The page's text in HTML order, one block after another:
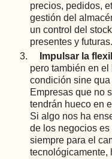
precios, pedidos,
gestión del
un control del
presentes y futuras.
Impulsar la
pero también en
condición sine
Empresas que no
tendrán hueco en
Si algo nos ha
de los negocios
siempre para el
tecnológicamente,